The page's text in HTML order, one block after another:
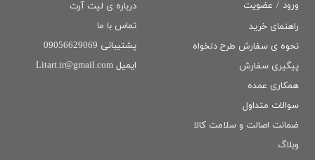
راهنمای خرید
نحوه ی سفارش طرح دلخواه
پیگیری سفارش
همکاری عمده
سوالات متداول
ضمانت اصالت و سلامت كالا
وبلاگ
درباره ی لیت آرت
تماس با ما
پشتیبانی 09056629069
ایمیل Litart.ir@gmail.com
ورود / عضویت